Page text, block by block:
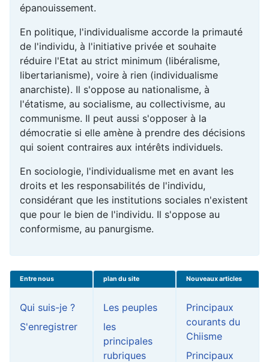
épanouissement.
En politique, l'individualisme accorde la primauté
de l'individu, à l'initiative privée et souhaite
réduire l'Etat au strict minimum (libéralisme,
libertarianisme), voire à rien (individualisme
anarchiste). Il s'oppose au nationalisme, à
l'étatisme, au socialisme, au collectivisme, au
communisme. Il peut aussi s'opposer à la
démocratie si elle amène à prendre des décisions
qui soient contraires aux intérêts individuels.
En sociologie, l'individualisme met en avant les
droits et les responsabilités de l'individu,
considérant que les institutions sociales n'existent
que pour le bien de l'individu. Il s'oppose au
conformisme, au panurgisme.
Entre nous
Qui suis-je ?
S'enregistrer
plan du site
Les peuples
les
principales
rubriques
Nouveaux articles
Principaux
courants du
Chiisme
Principaux